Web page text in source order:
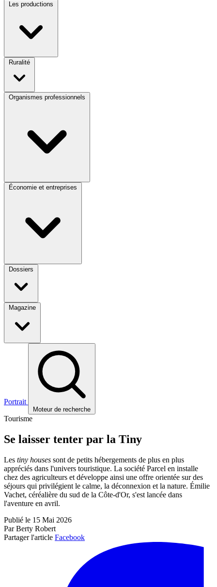
Les productions
Ruralité
Organismes professionnels
Économie et entreprises
Dossiers
Magazine
Portrait
Moteur de recherche
Tourisme
Se laisser tenter par la Tiny
Les tiny houses sont de petits hébergements de plus en plus
appréciés dans l'univers touristique. La société Parcel en installe
chez des agriculteurs et développe ainsi une offre orientée sur des
séjours qui privilégient le calme, la déconnexion et la nature. Émilie
Vachet, céréalière du sud de la Côte-d'Or, s'est lancée dans
l'aventure en avril.
Publié le 15 Mai 2026
Par Berty Robert
Partager l'article Facebook